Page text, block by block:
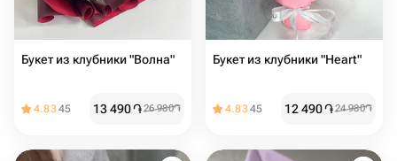
Букет из клубники "Волна"
4.8345 13 490֏26 980֏
Букет из клубники "Heart"
4.8345 12 490֏24 980֏